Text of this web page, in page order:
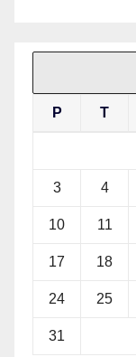
P T
3 4
10 11
17 18
24 25
31